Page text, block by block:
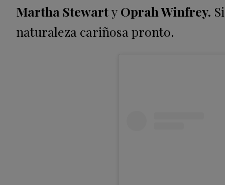
Martha Stewarty Oprah Winfrey.
naturaleza cariñosa pronto.